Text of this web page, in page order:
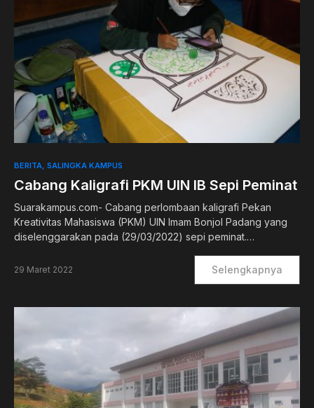
BERITA SALINGKA KAMPUS
Cabang Kaligrafi PKM UIN IB Sepi Peminat
Suarakampus.com- Cabang perlombaan kaligrafi Pekan
Kreativitas Mahasiswa (PKM) UIN Imam Bonjol Padang yang
diselenggarakan pada (29/03/2022) sepi peminat.…
29 Maret 2022 Selengkapnya